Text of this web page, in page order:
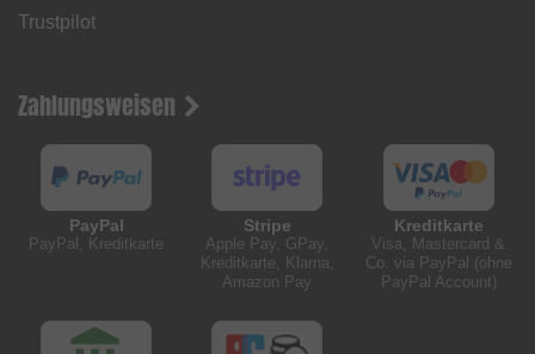
Trustpilot
Zahlungsweisen
PayPal
PayPal, Kreditkarte
Stripe
Apple Pay, GPay,
Kreditkarte, Klarna,
Amazon Pay
Kreditkarte
Visa, Mastercard &
Co. via PayPal (ohne
PayPal Account)